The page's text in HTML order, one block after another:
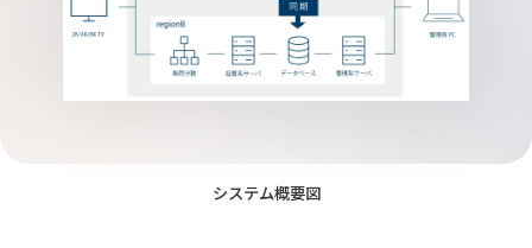
システム概要図